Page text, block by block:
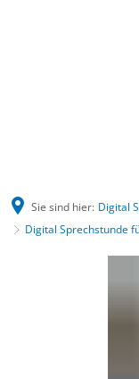
Sie sind hier: Digital
Digital Sprechstunde
Sprechstunde